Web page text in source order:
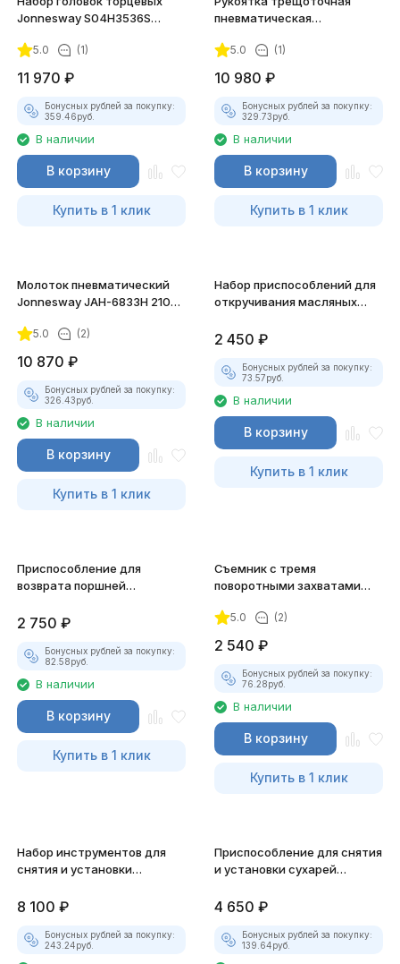
Jonnesway S04H3536S
5.0 (1)
11 970 ₽
Бонусных рублей за покупку:
359.46руб.
В наличии
В корзину
Купить в 1 клик
пневматическая
JAR-1012 1/4"DR
5.0 (1)
10 980 ₽
Бонусных рублей за покупку:
329.73руб.
В наличии
В корзину
Купить в 1 клик
Молоток пневматический
Jonnesway JAH-6833H 2100
5.0 (2)
10 870 ₽
Бонусных рублей за покупку:
326.43руб.
В наличии
В корзину
Купить в 1 клик
Набор приспособлений для
откручивания масляных
2 450 ₽
Бонусных рублей за покупку:
73.57руб.
В наличии
В корзину
Купить в 1 клик
Приспособление для
возврата поршней
тормозов Thorvik ACPTK12
2 750 ₽
Бонусных рублей за покупку:
82.58руб.
В наличии
В корзину
Купить в 1 клик
Съемник с тремя
поворотными захватами
5.0 (2)
2 540 ₽
Бонусных рублей за покупку:
76.28руб.
В наличии
В корзину
Купить в 1 клик
Набор инструментов для
снятия и установки
8 100 ₽
Бонусных рублей за покупку:
243.24руб.
Приспособление для снятия
и установки сухарей
4 650 ₽
Бонусных рублей за покупку:
139.64руб.